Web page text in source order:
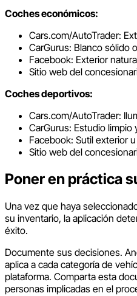
Coches económicos:
Cars.com/AutoTrader:
CarGurus: Blanco sólido
Facebook: Exterior
Sitio web del
Coches deportivos:
Cars.com/AutoTrader:
CarGurus: Estudio limpio
Facebook: Sutil exterior
Sitio web del
Poner en práctica
Una vez que haya
su inventario, la aplicación
éxito.
Documente sus decisiones.
aplica a cada categoría de
plataforma. Comparta esta
personas implicadas en el